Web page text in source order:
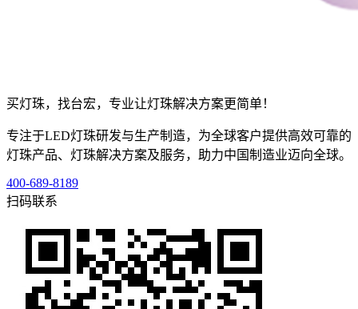
买灯珠，找台宏，专业让灯珠解决方案更简单！
专注于LED灯珠研发与生产制造，为全球客户提供高效可靠的
灯珠产品、灯珠解决方案及服务，助力中国制造业迈向全球。
400-689-8189
扫码联系